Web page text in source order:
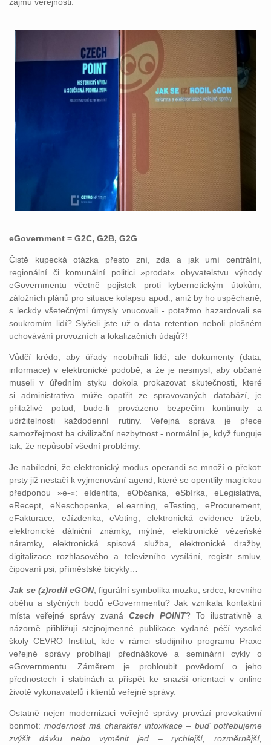
eGovernment = G2C, G2B, G2G
Čistě kupecká otázka přesto zní, zda a jak umí centrální,
regionální či komunální politici »prodat« obyvatelstvu výhody
eGovernmentu včetně pojistek proti kybernetickým útokům,
záložních plánů pro situace kolapsu apod., aniž by ho uspěchaně,
s leckdy všetečnými úmysly vnucovali - potažmo hazardovali se
soukromím lidí? Slyšeli jste už o data retention neboli plošném
uchovávání provozních a lokalizačních údajů?!
Vůdčí krédo, aby úřady neobíhali lidé, ale dokumenty (data,
informace) v elektronické podobě, a že je nesmysl, aby občané
museli v úředním styku dokola prokazovat skutečnosti, které
si administrativa může opatřit ze spravovaných databází, je
přitažlivé potud, bude-li provázeno bezpečím kontinuity a
udržitelnosti každodenní rutiny. Veřejná správa je přece
samozřejmost ba civilizační nezbytnost - normální je, když funguje
tak, že nepůsobí všední problémy.
Je nabíledni, že elektronický modus operandi se množí o překot:
prsty již nestačí k vyjmenování agend, které se opentlily magickou
předponou »e-«: eIdentita, eObčanka, eSbírka, eLegislativa,
eRecept, eNeschopenka, eLearning, eTesting, eProcurement,
eFakturace, eJízdenka, eVoting, elektronická evidence tržeb,
elektronické dálniční známky, mýtné, elektronické vězeňské
náramky, elektronická spisová služba, elektronické dražby,
digitalizace rozhlasového a televizního vysílání, registr smluv,
čipovaní psi, příměstské bicykly…
Jak se (z)rodil eGON, figurální symbolika mozku, srdce, krevního
oběhu a styčných bodů eGovernmentu? Jak vznikala kontaktní
místa veřejné správy zvaná Czech POINT? To ilustrativně a
názorně přibližují stejnojmenné publikace vydané péčí vysoké
školy CEVRO Institut, kde v rámci studijního programu Praxe
veřejné správy probíhají přednáškové a seminární cykly o
eGovernmentu. Záměrem je prohloubit povědomí o jeho
přednostech i slabinách a přispět ke snazší orientaci v online
životě vykonavatelů i klientů veřejné správy.
Ostatně nejen modernizaci veřejné správy provází provokativní
bonmot: modernost má charakter intoxikace – buď potřebujeme
zvýšit dávku nebo vyměnit jed – rychlejší, rozměrnější,